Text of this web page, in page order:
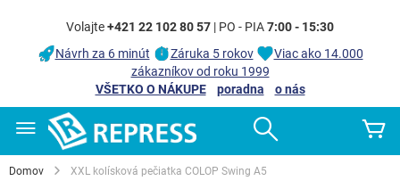
Volajte+421 22 102 80 57 | PO - PIA7:00 - 15:30
Návrh za 6 minút
Záruka 5 rokov
Viac ako 14.000
zákazníkov od roku 1999
VŠETKO O NÁKUPE
poradna
o nás
Domov XXL kolísková pečiatka COLOP Swing A5